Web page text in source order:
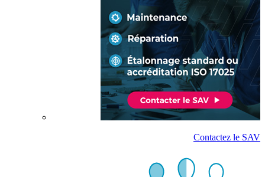
Contactez le SAV